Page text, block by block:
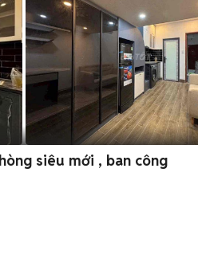
siêu mới , ban công